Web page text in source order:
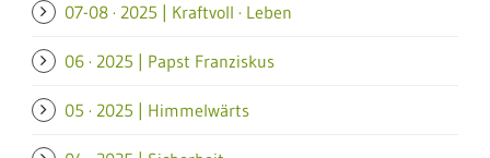
07-08 · 2025 | Kraftvoll · Leben
06 · 2025 | Papst Franziskus
05 · 2025 | Himmelwärts